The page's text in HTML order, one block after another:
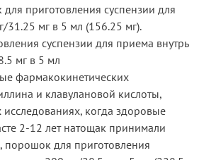
приготовления суспензии для
31.25 мг в 5 мл (156.25 мг).
суспензии для приема внутрь
мг в 5 мл
фармакокинетических
и клавулановой кислоты,
когда здоровые
2-12 лет натощак принимали
порошок для приготовления